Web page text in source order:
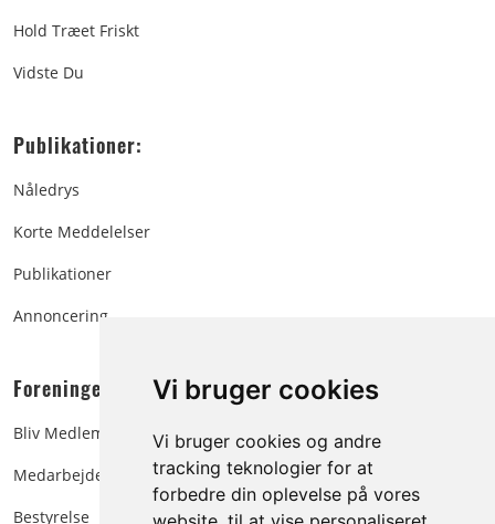
Vi bruger cookies
Vi bruger cookies og andre
tracking teknologier for at
forbedre din oplevelse på vores
Hold Træet Friskt
Vidste Du
Publikationer:
Nåledrys
Korte Meddelelser
Publikationer
Annoncering
Foreningen:
Bliv Medlem
Medarbejdere
Bestyrelse